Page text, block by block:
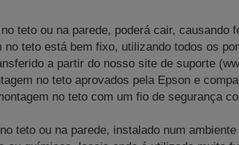
teto ou na parede, poderá cair, causando
teto está bem fixo, utilizando todos os
a partir do nosso site de suporte
no teto aprovados pela Epson e
no teto com um fio de segurança
teto ou na parede, instalado num